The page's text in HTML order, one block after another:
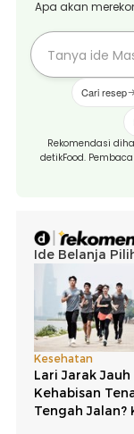
Apa akan
Cari resep
Rekomendasi
detikFood.